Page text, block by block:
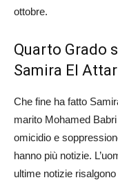
ottobre.
Quarto Grado
Samira El Attar
Che fine ha fatto
marito Mohamed
omicidio e
hanno più notizie.
ultime notizie